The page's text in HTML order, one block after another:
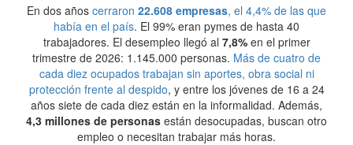
En dos años cerraron 22.608 empresas, el 4,4% de las que
había en el país. El 99% eran pymes de hasta 40
trabajadores. El desempleo llegó al 7,8%en el primer
trimestre de 2026: 1.145.000 personas. Más de cuatro de
cada diez ocupados trabajan sin aportes, obra social ni
protección frente al despido, y entre los jóvenes de 16 a 24
años siete de cada diez están en la informalidad. Además,
4,3 millones de personas están desocupadas, buscan otro
empleo o necesitan trabajar más horas.